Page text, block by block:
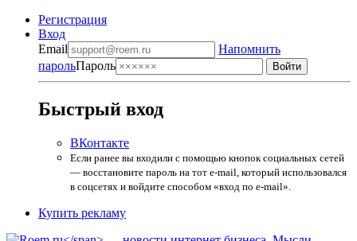
Регистрация
Вход
Email
Напомнить
парольПароль
Быстрый вход
ВКонтакте
Если ранее вы входили с помощью кнопок социальных сетей
— восстановите пароль на тот e-mail, который использовался
в соцсетях и войдите способом «вход по e-mail».
Купить рекламу